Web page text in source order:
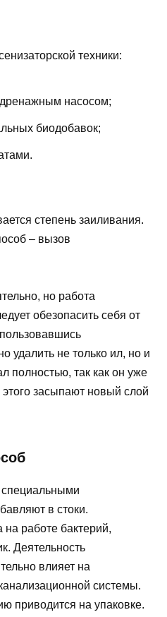
техники:
насосом;
биодобавок;
степень заиливания.
– вызов
но работа
обезопасить себя от
удалить не только ил, но и
полностью, так как он уже
засыпают новый слой
в стоки.
работе бактерий,
Деятельность
влияет на
системы.
приводится на упаковке.